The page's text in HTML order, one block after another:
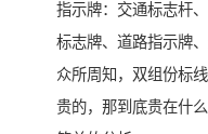
指示牌：交通标志杆
标志牌、道路指示牌
众所周知，双组份标
贵的，那到底贵在什